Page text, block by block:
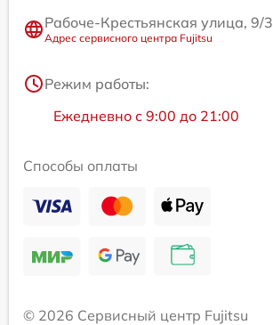
Рабоче-Крестьянская улица, 9/3
Адрес сервисного центра Fujitsu
Режим работы:
Ежедневно с 9:00 до 21:00
Способы оплаты
© 2026 Сервисный центр Fujitsu